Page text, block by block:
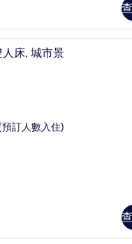
行政套房, 1 張特大雙
人床, 城市景
訂人數入住)